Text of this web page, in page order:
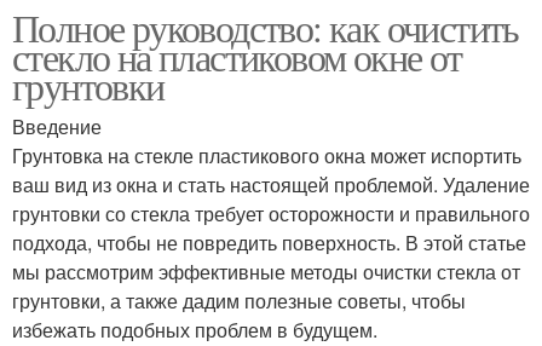
Полное руководство: как очистить
стекло на пластиковом окне от
грунтовки
Введение
Грунтовка на стекле пластикового окна может испортить
ваш вид из окна и стать настоящей проблемой. Удаление
грунтовки со стекла требует осторожности и правильного
подхода, чтобы не повредить поверхность. В этой статье
мы рассмотрим эффективные методы очистки стекла от
грунтовки, а также дадим полезные советы, чтобы
избежать подобных проблем в будущем.